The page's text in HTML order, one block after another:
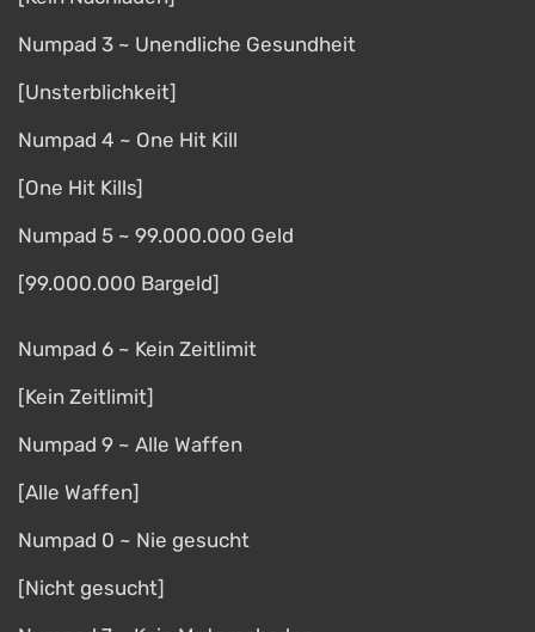
Numpad 3 ~ Unendliche Gesundheit
[Unsterblichkeit]
Numpad 4 ~ One Hit Kill
[One Hit Kills]
Numpad 5 ~ 99.000.000 Geld
[99.000.000 Bargeld]
Numpad 6 ~ Kein Zeitlimit
[Kein Zeitlimit]
Numpad 9 ~ Alle Waffen
[Alle Waffen]
Numpad 0 ~ Nie gesucht
[Nicht gesucht]